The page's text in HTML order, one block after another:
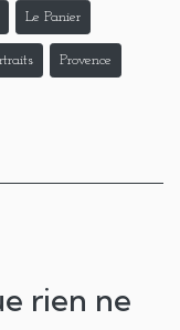
Le Panier
Provence
rien ne